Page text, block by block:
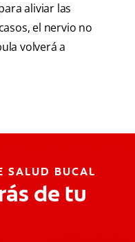
aliviar las
el nervio no
volverá a
SALUD BUCAL
de tu